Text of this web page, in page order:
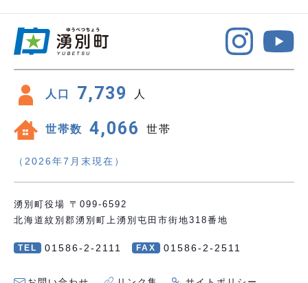
人口 7,739 人
世帯数 4,066 世帯
（2026年7月末現在）
湧別町役場 〒099-6592
北海道紋別郡湧別町上湧別屯田市街地318番地
TEL 01586-2-2111 FAX 01586-2-2511